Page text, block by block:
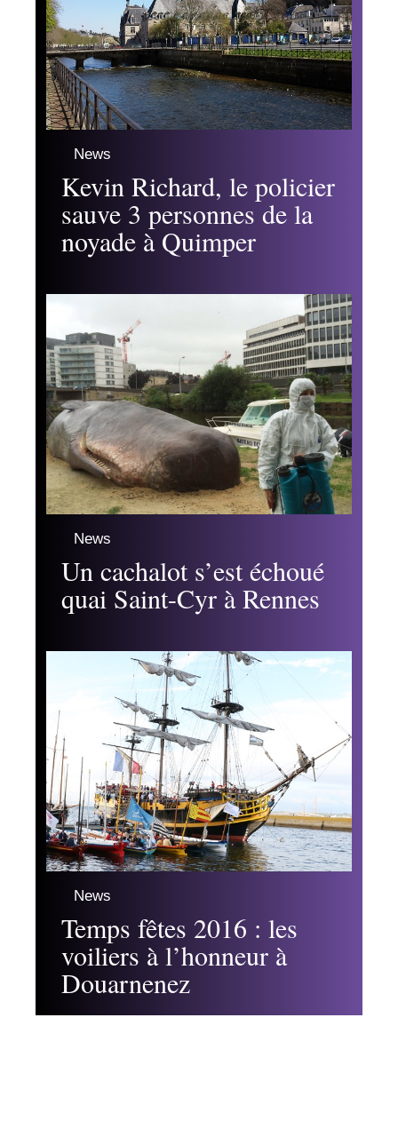
News
Kevin Richard, le policier
sauve 3 personnes de la
noyade à Quimper
News
Un cachalot s’est échoué
quai Saint-Cyr à Rennes
News
Temps fêtes 2016 : les
voiliers à l’honneur à
Douarnenez